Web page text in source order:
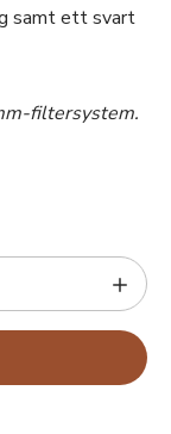
samt ett svart
filtersystem.